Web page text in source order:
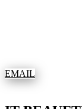
EMAIL